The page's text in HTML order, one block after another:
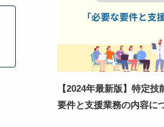
【2024年最新版】特定技
要件と支援業務の内容に